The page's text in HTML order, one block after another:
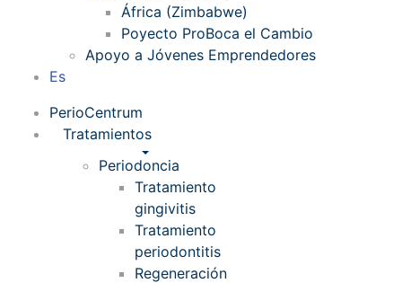
África (Zimbabwe)
Poyecto ProBoca el Cambio
Apoyo a Jóvenes Emprendedores
Es
PerioCentrum
Tratamientos
Periodoncia
Tratamiento
gingivitis
Tratamiento
periodontitis
Regeneración